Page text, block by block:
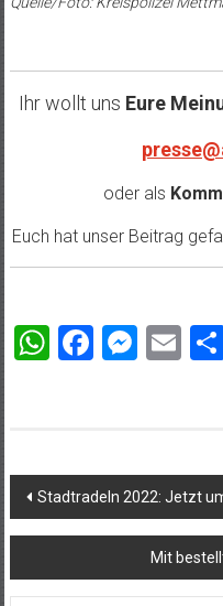
Ihr wollt uns Eure
oder als
Euch hat unser Beitrag
WhatsApp
Stadtradeln 2022: Jetzt
Mit